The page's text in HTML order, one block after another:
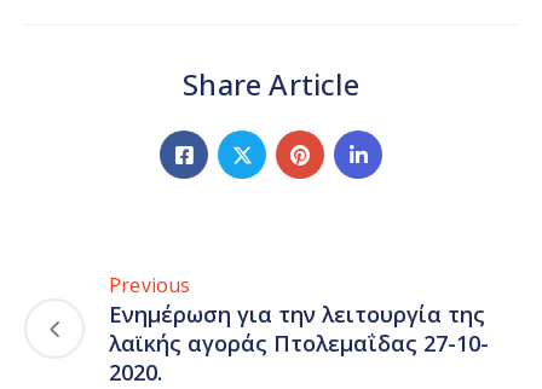
Share Article
Previous
Ενημέρωση για την λειτουργία της
λαϊκής αγοράς Πτολεμαΐδας 27-10-
2020.